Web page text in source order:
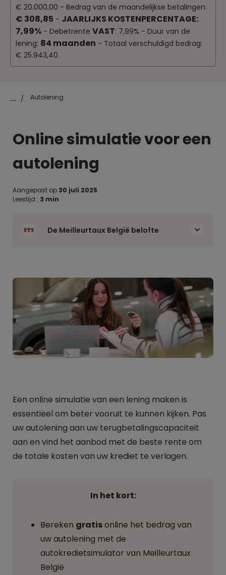
€ 20.000,00 - Bedrag van de maandelijkse betalingen:
€ 308,85 - JAARLIJKS KOSTENPERCENTAGE:
7,99% - Debetrente VAST: 7,99% - Duur van de
lening: 84 maanden - Totaal verschuldigd bedrag:
€ 25.943,40
... / Autolening
Online simulatie voor een
autolening
Aangepast op 30 juli 2025.
Leestijd : 3 min
De Meilleurtaux België belofte
Een online simulatie van een lening maken is
essentieel om beter vooruit te kunnen kijken. Pas
uw autolening aan uw terugbetalingscapaciteit
aan en vind het aanbod met de beste rente om
de totale kosten van uw krediet te verlagen.
In het kort:
Bereken gratisonline het bedrag van
uw autolening met de
autokredietsimulator van Meilleurtaux
België